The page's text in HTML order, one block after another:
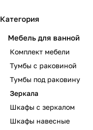
Категория
Мебель для ванной
Комплект мебели
Тумбы с раковиной
Тумбы под раковину
Зеркала
Шкафы с зеркалом
Шкафы навесные